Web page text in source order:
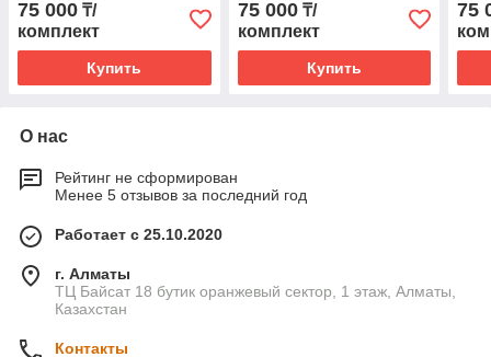
75 000 ₸/
комплект
Купить
дополнительный свет
3000K / 6000K
75 000₸/
комплект
Купить
ПТФ
75
О нас
Рейтинг не сформирован
Менее 5 отзывов за последний год
Работает с 25.10.2020
г. Алматы
ТЦ Байсат 18 бутик оранжевый сектор, 1 этаж, Алматы,
Казахстан
Контакты